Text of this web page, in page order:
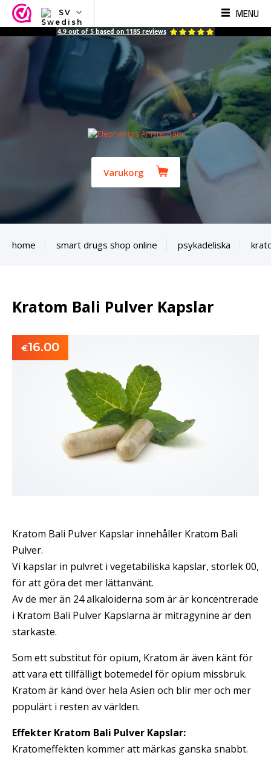
SV
NL
ES
MENU
4.9 out of 5 based on 1185 reviews
Varukorg
home smart drugs shop online psykadeliska
Kratom Bali Pulver Kapslar
€16.00
Kratom Bali Pulver Kapslar innehåller Kratom Bali
Pulver.
Vi kapslar in pulvret i vegetabiliska kapslar, storlek 00,
för att göra det mer lättanvänt.
Av de mer än 24 alkaloiderna som är är koncentrerade
i Kratom Bali Pulver Kapslarna är mitragynine är den
starkaste.
Som ett substitut för opium, Kratom är även känt för
att vara ett tillfälligt botemedel för opium missbruk.
Kratom är känd över hela Asien och blir mer och mer
populärt i resten av världen.
Effekter Kratom Bali Pulver Kapslar:
Kratomeffekten kommer att märkas ganska snabbt.